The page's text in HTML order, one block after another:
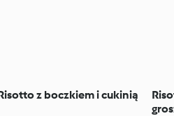
z boczkiem i cukinią